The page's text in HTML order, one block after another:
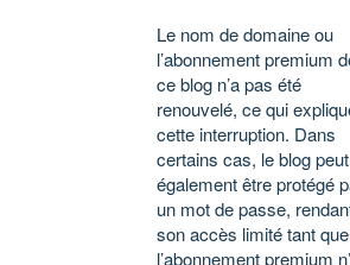
Le nom de domaine ou
l’abonnement premium
ce blog n’a pas été
renouvelé, ce qui
cette interruption. Dans
certains cas, le blog peut
également être protégé
un mot de passe,
son accès limité tant que
l’abonnement premium